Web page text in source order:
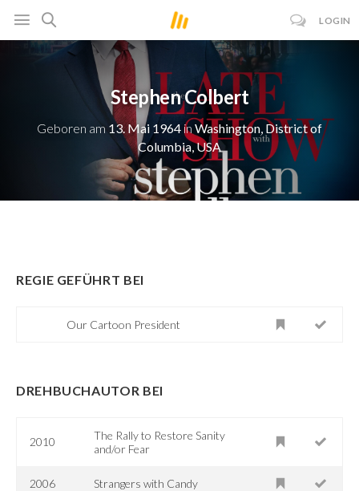
LOGIN
Stephen Colbert
Geboren am 13. Mai 1964in Washington, District of
Columbia, USA
REGIE GEFÜHRT BEI
Our Cartoon President
DREHBUCHAUTOR BEI
2010
The Rally to Restore Sanity
and/or Fear
2006 Strangers with Candy